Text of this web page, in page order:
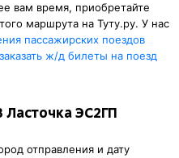
вам время, приобретайте
маршрута на Туту.ру. У нас
пассажирских поездов
заказать ж/д билеты на поезд
ЭС2ГП
отправления и дату